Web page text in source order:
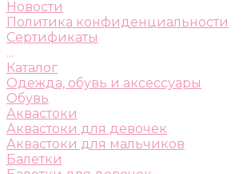
Новости
Политика конфиденциальности
Сертификаты
...
Каталог
Одежда, обувь и аксессуары
Обувь
Аквастоки
Аквастоки для девочек
Аквастоки для мальчиков
Балетки